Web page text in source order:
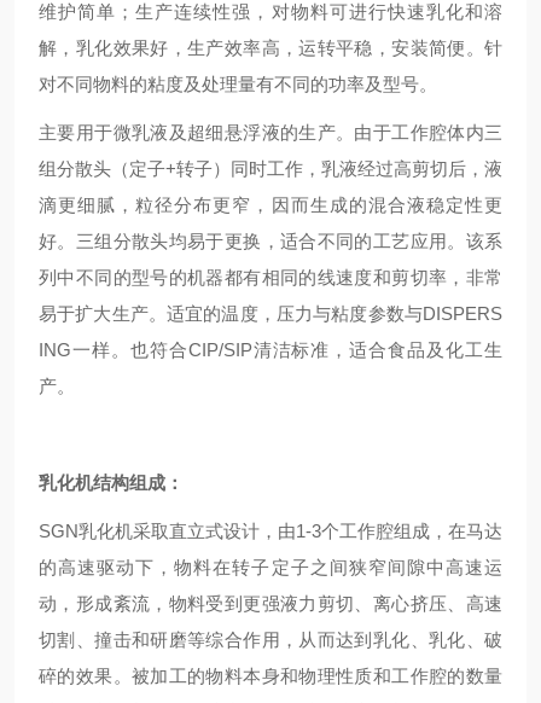
维护简单；生产连续性强，对物料可进行快速乳化和溶
解，乳化效果好，生产效率高，运转平稳，安装简便。针
对不同物料的粘度及处理量有不同的功率及型号。
主要用于微乳液及超细悬浮液的生产。由于工作腔体内三
组分散头（定子+转子）同时工作，乳液经过高剪切后，液
滴更细腻，粒径分布更窄，因而生成的混合液稳定性更
好。三组分散头均易于更换，适合不同的工艺应用。该系
列中不同的型号的机器都有相同的线速度和剪切率，非常
易于扩大生产。适宜的温度，压力与粘度参数与DISPERS
ING一样。也符合CIP/SIP清洁标准，适合食品及化工生
产。
乳化机结构组成：
SGN乳化机采取直立式设计，由1-3个工作腔组成，在马达
的高速驱动下，物料在转子定子之间狭窄间隙中高速运
动，形成紊流，物料受到更强液力剪切、离心挤压、高速
切割、撞击和研磨等综合作用，从而达到乳化、乳化、破
碎的效果。被加工的物料本身和物理性质和工作腔的数量